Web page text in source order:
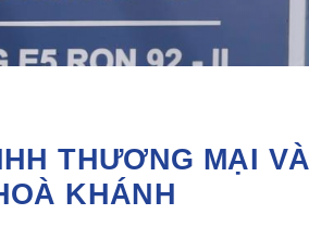
THƯƠNG MẠI
KHÁNH